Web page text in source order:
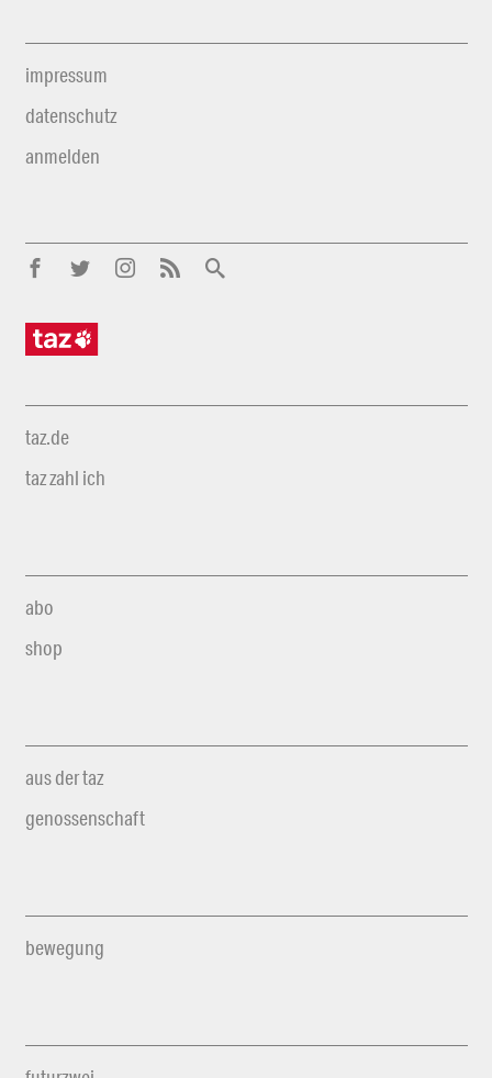
impressum
datenschutz
anmelden
taz.de
taz zahl ich
abo
shop
aus der taz
genossenschaft
bewegung